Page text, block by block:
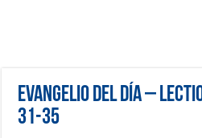
Evangelio del día –
31-35